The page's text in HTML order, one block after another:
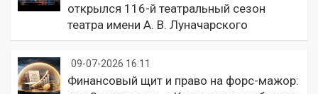
открылся 116-й театральный сезон
театра имени А. В. Луначарского
09-07-2026 16:11
Финансовый щит и право на форс-мажор: